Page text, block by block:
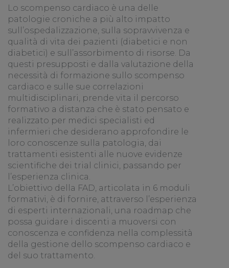
Lo scompenso cardiaco è una delle
patologie croniche a più alto impatto
sull’ospedalizzazione, sulla sopravvivenza e
qualità di vita dei pazienti (diabetici e non
diabetici) e sull’assorbimento di risorse. Da
questi presupposti e dalla valutazione della
necessità di formazione sullo scompenso
cardiaco e sulle sue correlazioni
multidisciplinari, prende vita il percorso
formativo a distanza che è stato pensato e
realizzato per medici specialisti ed
infermieri che desiderano approfondire le
loro conoscenze sulla patologia, dai
trattamenti esistenti alle nuove evidenze
scientifiche dei trial clinici, passando per
l’esperienza clinica.
L’obiettivo della FAD, articolata in 6 moduli
formativi, è di fornire, attraverso l’esperienza
di esperti internazionali, una roadmap che
possa guidare i discenti a muoversi con
conoscenza e confidenza nella complessità
della gestione dello scompenso cardiaco e
del suo trattamento.